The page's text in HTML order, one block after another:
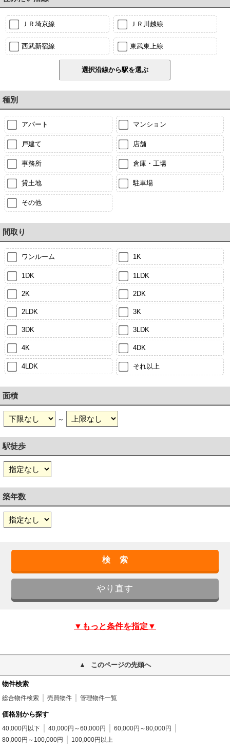
ＪＲ埼京線 ＪＲ川越線
西武新宿線 東武東上線
種別
アパート マンション
戸建て 店舗
事務所 倉庫・工場
貸土地 駐車場
その他
間取り
ワンルーム 1K
1DK 1LDK
2K 2DK
2LDK 3K
3DK 3LDK
4K 4DK
4LDK それ以上
面積
～
駅徒歩
築年数
▼もっと条件を指定▼
このページの先頭へ
物件検索
総合物件検索 売買物件 管理物件一覧
価格別から探す
40,000円以下 40,000円～60,000円
60,000円～80,000円
80,000円～100,000円
100,000円以上